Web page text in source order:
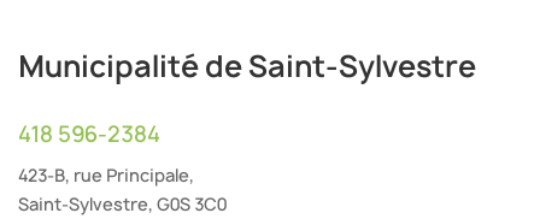
Municipalité de Saint-Sylvestre
418 596-2384
423-B, rue Principale,
Saint-Sylvestre, G0S 3C0